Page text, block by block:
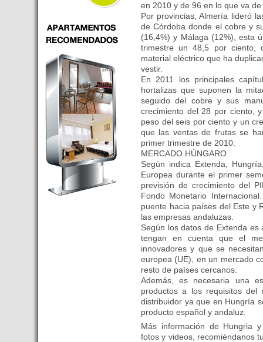
- Inaugurado en BUDAPEST el
puede ser controlado por
Smarthfones de sus clientes
- HOTEL Moments Budapest,
éste sí es un ‘gran hotel
Budapest’.
- Hoteles en BUDAPEST:
Resultados octubre de 2016,
subida del 15% ocupación y
del 25,6% en el RevPar
- Nuevo Hotel en Budapest
bajo la marca Exe Hotusa
BUDAPEST
en 2010 y de 96 en lo que va de
Por provincias, Almería lideró
de Córdoba donde el cobre y
(16,4%) y Málaga (12%), esta
trimestre un 48,5 por ciento,
material eléctrico que ha
vestir.
En 2011 los principales
hortalizas que suponen la
seguido del cobre y sus
crecimiento del 28 por ciento,
peso del seis por ciento y un
que las ventas de frutas se
primer trimestre de 2010.
MERCADO HÚNGARO
Según indica Extenda,
Europea durante el primer
previsión de crecimiento del
Fondo Monetario
puente hacia países del Este y
las empresas andaluzas.
Según los datos de Extenda
tengan en cuenta que el
innovadores y que se
europea (UE), en un mercado
resto de países cercanos.
Además, es necesaria una
productos a los requisitos
distribuidor ya que en Hungría
producto español y andaluz.
Más información de Hungria
fotos y videos, recomiéndanos